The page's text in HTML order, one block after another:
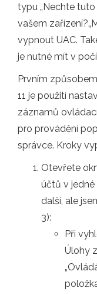
typu „Nechte
vašem
vypnout UAC.
je nutné mít v
Prvním
11 je použití
záznamů
pro provádění
správce. Kroky
Otevřete
účtů v jedné
další, ale
3):
Při
Úlohy